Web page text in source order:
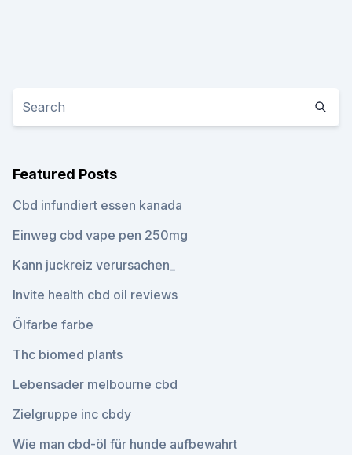
Featured Posts
Cbd infundiert essen kanada
Einweg cbd vape pen 250mg
Kann juckreiz verursachen_
Invite health cbd oil reviews
Ölfarbe farbe
Thc biomed plants
Lebensader melbourne cbd
Zielgruppe inc cbdy
Wie man cbd-öl für hunde aufbewahrt